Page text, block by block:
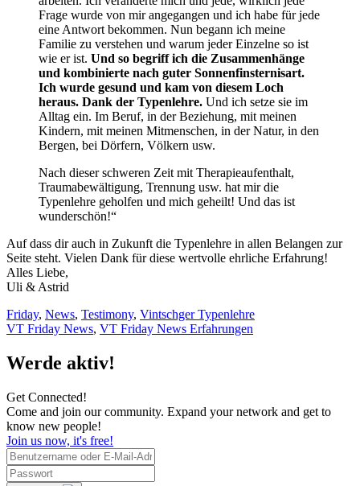
Frage wurde von mir angegangen und ich habe für jede
eine Antwort bekommen. Nun begann ich meine
Familie zu verstehen und warum jeder Einzelne so ist
wie er ist. Und so begriff ich die Zusammenhänge
und kombinierte nach guter Sonnenfinsternisart.
Ich wurde gesund und kam von diesem Loch
heraus. Dank der Typenlehre. Und ich setze sie im
Alltag ein. Im Beruf, in der Beziehung, mit meinen
Kindern, mit meinen Mitmenschen, in der Natur, in den
Bergen, bei Dörfern, Völkern usw.
Nach dieser schweren Zeit mit Therapieaufenthalt,
Traumabewältigung, Trennung usw. hat mir die
Typenlehre geholfen und mich geheilt! Und das ist
wunderschön!“
Auf dass dir auch in Zukunft die Typenlehre in allen Belangen zur
Seite steht. Vielen Dank für diese wertvolle ehrliche Erfahrung!
Alles Liebe,
Uli & Astrid
Friday, News, Testimony, Vintschger Typenlehre
VT Friday News, VT Friday News Erfahrungen
Werde aktiv!
Get Connected!
Come and join our community. Expand your network and get to
know new people!
Join us now, it's free!